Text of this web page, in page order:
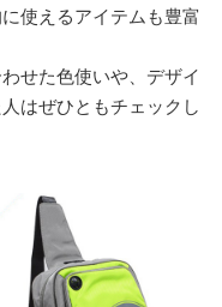
使えるアイテムも豊富
せた色使いや、デザイ
はぜひともチェックし